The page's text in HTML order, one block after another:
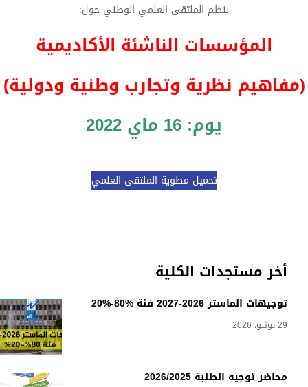
أخر مستجدات الكلية
توجيهات الماستر 2026-2027 فئة %80-%20
29 يونيو، 2026
محاضر توجيه الطلبة 2026/2025
بنظم الملتقى العلمي الوطني حول:
المؤسسات الناشئة الأكاديمية
(مفاهيم نظرية وتجارب وطنية ودولية)
يوم: 16 ماي 2022
تحميل مطوية الملتقى العلمي